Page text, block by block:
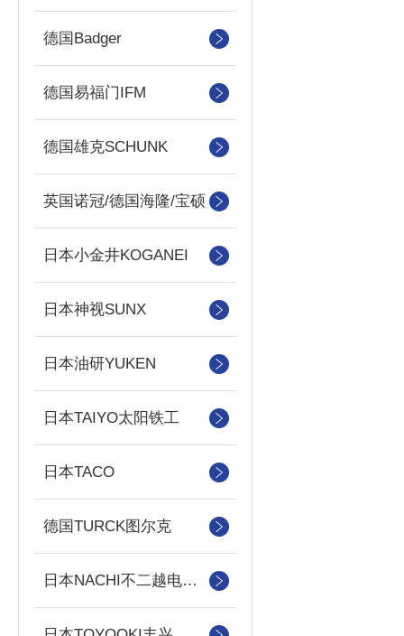
德国Badger
德国易福门IFM
德国雄克SCHUNK
英国诺冠/德国海隆/宝硕
日本小金井KOGANEI
日本神视SUNX
日本油研YUKEN
日本TAIYO太阳铁工
日本TACO
德国TURCK图尔克
日本NACHI不二越电磁阀/泵